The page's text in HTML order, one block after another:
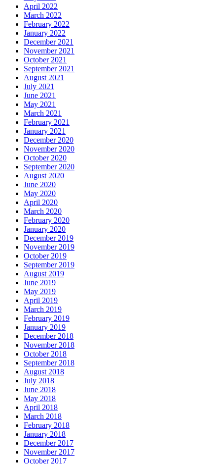
April 2022
March 2022
February 2022
January 2022
December 2021
November 2021
October 2021
September 2021
August 2021
July 2021
June 2021
May 2021
March 2021
February 2021
January 2021
December 2020
November 2020
October 2020
September 2020
August 2020
June 2020
May 2020
April 2020
March 2020
February 2020
January 2020
December 2019
November 2019
October 2019
September 2019
August 2019
June 2019
May 2019
April 2019
March 2019
February 2019
January 2019
December 2018
November 2018
October 2018
September 2018
August 2018
July 2018
June 2018
May 2018
April 2018
March 2018
February 2018
January 2018
December 2017
November 2017
October 2017